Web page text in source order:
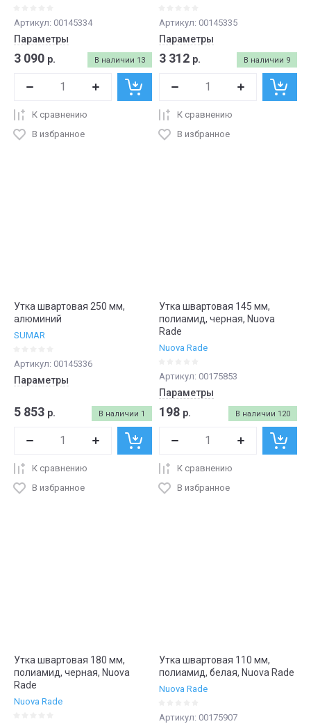
Артикул: 00145334
Параметры
В наличии 13
3 090 р.
К сравнению
В избранное
Артикул: 00145335
Параметры
В наличии 9
3 312 р.
К сравнению
В избранное
Утка швартовая 250 мм,
алюминий
SUMAR
Артикул: 00145336
Параметры
В наличии 1
5 853 р.
К сравнению
В избранное
Утка швартовая 145 мм,
полиамид, черная, Nuova
Rade
Nuova Rade
Артикул: 00175853
Параметры
В наличии 120
198 р.
К сравнению
В избранное
Утка швартовая 180 мм,
полиамид, черная, Nuova
Rade
Nuova Rade
Утка швартовая 110 мм,
полиамид, белая, Nuova Rade
Nuova Rade
Артикул: 00175907